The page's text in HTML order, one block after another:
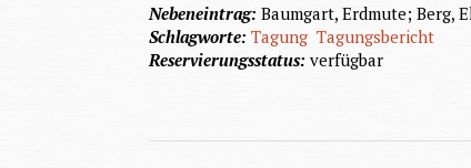
Nebeneintrag:Baumgart, Erdmute; Berg,
Schlagworte:Tagung Tagungsbericht
Reservierungsstatus:verfügbar